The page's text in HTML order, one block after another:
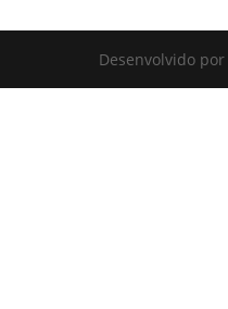
Desenvolvido por